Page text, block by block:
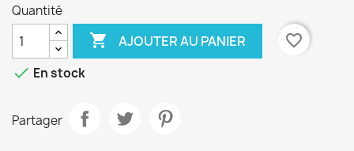
Quantité
 AJOUTER AU PANIER
favorite_border
 En stock
Partager